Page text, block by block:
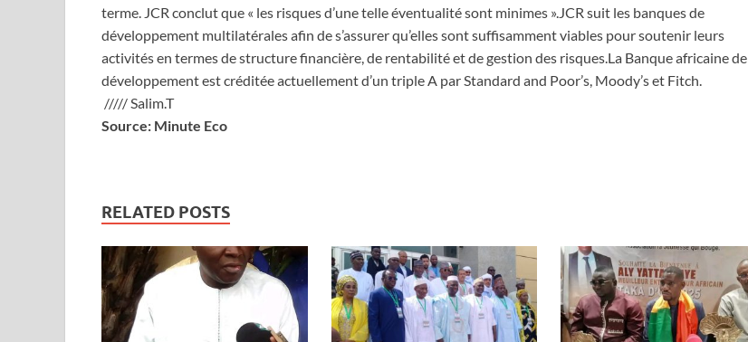
terme. JCR conclut que « les risques d’une telle éventualité sont minimes ».JCR suit les banques de
développement multilatérales afin de s’assurer qu’elles sont suffisamment viables pour soutenir leurs
activités en termes de structure financière, de rentabilité et de gestion des risques.La Banque africaine de
développement est créditée actuellement d’un triple A par Standard and Poor’s, Moody’s et Fitch.
///// Salim.T
Source: Minute Eco
RELATED POSTS